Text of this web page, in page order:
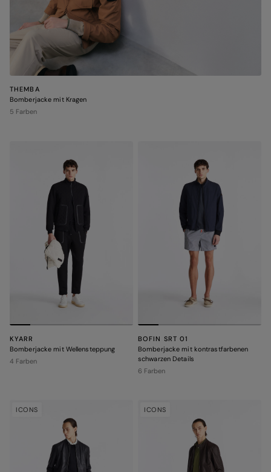
THEMBA
Bomberjacke mit Kragen
5 Farben
KYARR
Bomberjacke mit Wellensteppung
4 Farben
BOFIN SRT 01
Bomberjacke mit kontrastfarbenen
schwarzen Details
6 Farben
ICONS ICONS